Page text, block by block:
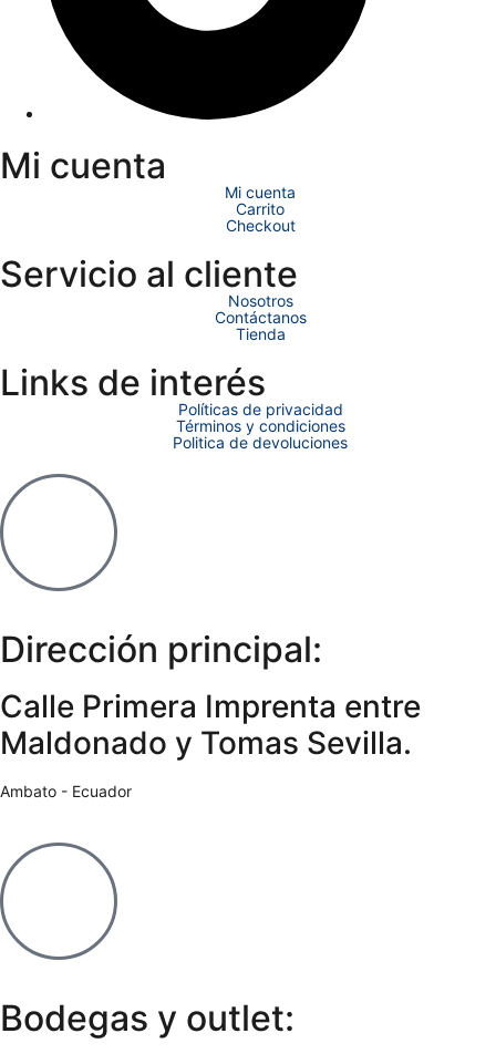
Mi cuenta
Mi cuenta
Carrito
Checkout
Servicio al cliente
Nosotros
Contáctanos
Tienda
Links de interés
Políticas de privacidad
Términos y condiciones
Politica de devoluciones
Dirección principal:
Calle Primera Imprenta entre
Maldonado y Tomas Sevilla.
Ambato - Ecuador
Bodegas y outlet: